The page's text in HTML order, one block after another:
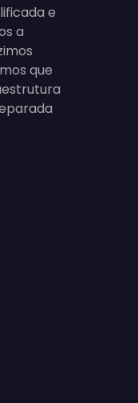
e
a
que